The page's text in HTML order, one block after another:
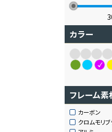
カラー
フレーム素
カーボン
クロムモリブ